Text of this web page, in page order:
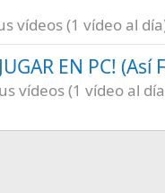
vídeos (1 vídeo al
EN PC!
vídeos (1 vídeo al